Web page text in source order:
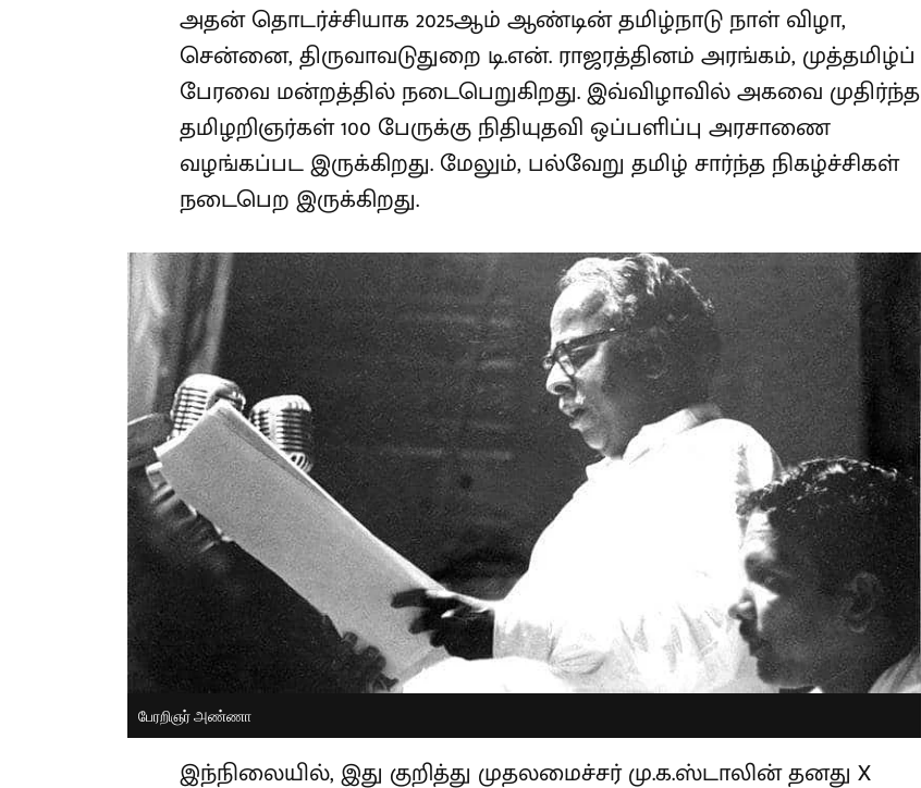
அதன் தொடர்ச்சியாக 2025ஆம் ஆண்டின் தமிழ்நாடு நாள் விழா,
சென்னை, திருவாவடுதுறை டி.என். ராஜரத்தினம் அரங்கம், முத்தமிழ்ப்
பேரவை மன்றத்தில் நடைபெறுகிறது. இவ்விழாவில் அகவை முதிர்ந்த
தமிழறிஞர்கள் 100 பேருக்கு நிதியுதவி ஒப்பளிப்பு அரசாணை
வழங்கப்பட இருக்கிறது. மேலும், பல்வேறு தமிழ் சார்ந்த நிகழ்ச்சிகள்
நடைபெற இருக்கிறது.
பேரறிஞர் அண்ணா
இந்நிலையில், இது குறித்து முதலமைச்சர் மு.க.ஸ்டாலின் தனது X